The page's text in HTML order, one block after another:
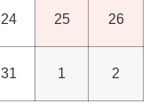
24 25 26
31 1 2